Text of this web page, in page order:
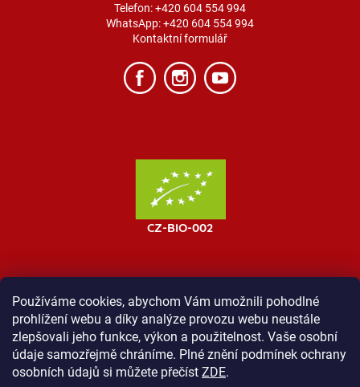
Používáme cookies, abychom Vám umožnili pohodlné
prohlížení webu a díky analýze provozu webu neustále
zlepšovali jeho funkce, výkon a použitelnost. Vaše osobní
údaje samozřejmě chráníme. Plné znění podmínek ochrany
osobních údajů si můžete přečíst ZDE.
Telefon:+420 604 554 994
WhatsApp:+420 604 554 994
Kontaktní formulář
MOST ProTibet Vše o nákupu
Obchodní podmínky
Zásady ochrany osobních údajů
Kontakt